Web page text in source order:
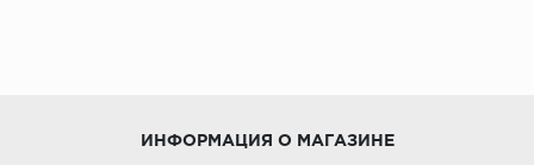
ИНФОРМАЦИЯ О МАГАЗИНЕ